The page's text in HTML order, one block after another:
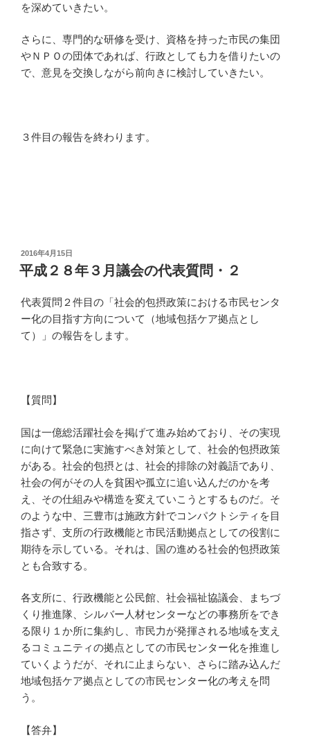
を深めていきたい。
さらに、専門的な研修を受け、資格を持った市民の集団
やＮＰＯの団体であれば、行政としても力を借りたいの
で、意見を交換しながら前向きに検討していきたい。
３件目の報告を終わります。
投
稿
日:
2016年4月15日
平成２８年３月議会の代表質問・２
代表質問２件目の「社会的包摂政策における市民センタ
ー化の目指す方向について（地域包括ケア拠点とし
て）」の報告をします。
【質問】
国は一億総活躍社会を掲げて進み始めており、その実現
に向けて緊急に実施すべき対策として、社会的包摂政策
がある。社会的包摂とは、社会的排除の対義語であり、
社会の何がその人を貧困や孤立に追い込んだのかを考
え、その仕組みや構造を変えていこうとするものだ。そ
のような中、三豊市は施政方針でコンパクトシティを目
指さず、支所の行政機能と市民活動拠点としての役割に
期待を示している。それは、国の進める社会的包摂政策
とも合致する。
各支所に、行政機能と公民館、社会福祉協議会、まちづ
くり推進隊、シルバー人材センターなどの事務所をでき
る限り１か所に集約し、市民力が発揮される地域を支え
るコミュニティの拠点としての市民センター化を推進し
ていくようだが、それに止まらない、さらに踏み込んだ
地域包括ケア拠点としての市民センター化の考えを問
う。
【答弁】